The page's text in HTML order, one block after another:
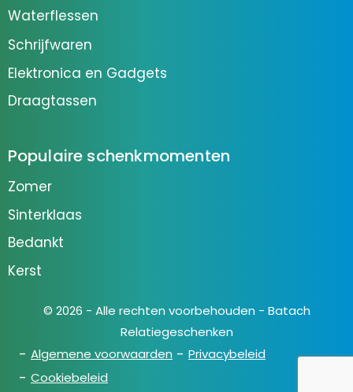
Waterflessen
Schrijfwaren
Elektronica en Gadgets
Draagtassen
Populaire schenkmomenten
Zomer
Sinterklaas
Bedankt
Kerst
© 2026 - Alle rechten voorbehouden - Batach
Relatiegeschenken
Algemene voorwaarden
Privacybeleid
Cookiebeleid